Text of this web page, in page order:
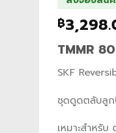
฿
TMMR
SKF
ชุดดูดตลับลู
เหมาะสำหรั